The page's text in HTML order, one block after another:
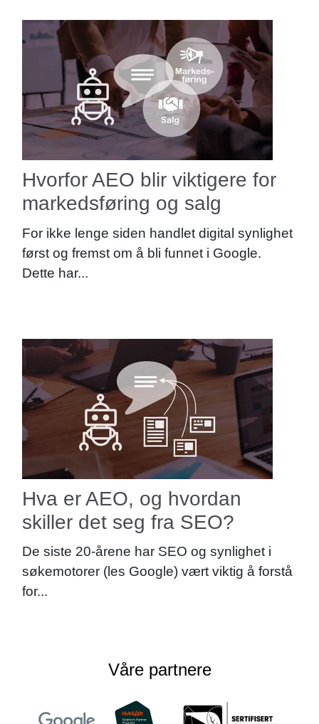
Hvorfor AEO blir viktigere for
markedsføring og salg
For ikke lenge siden handlet digital synlighet
først og fremst om å bli funnet i Google.
Dette har...
Hva er AEO, og hvordan
skiller det seg fra SEO?
De siste 20-årene har SEO og synlighet i
søkemotorer (les Google) vært viktig å forstå
for...
Våre partnere